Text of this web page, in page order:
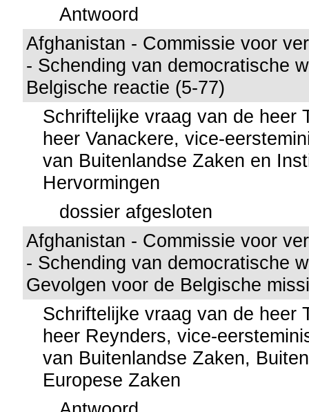
Antwoord
Afghanistan - Commissie voor
- Schending van democratische
Belgische reactie (5-77)
Schriftelijke vraag van de heer
heer Vanackere, vice-
van Buitenlandse Zaken en
Hervormingen
dossier afgesloten
Afghanistan - Commissie voor
- Schending van democratische
Gevolgen voor de Belgische
Schriftelijke vraag van de heer
heer Reynders, vice-
van Buitenlandse Zaken,
Europese Zaken